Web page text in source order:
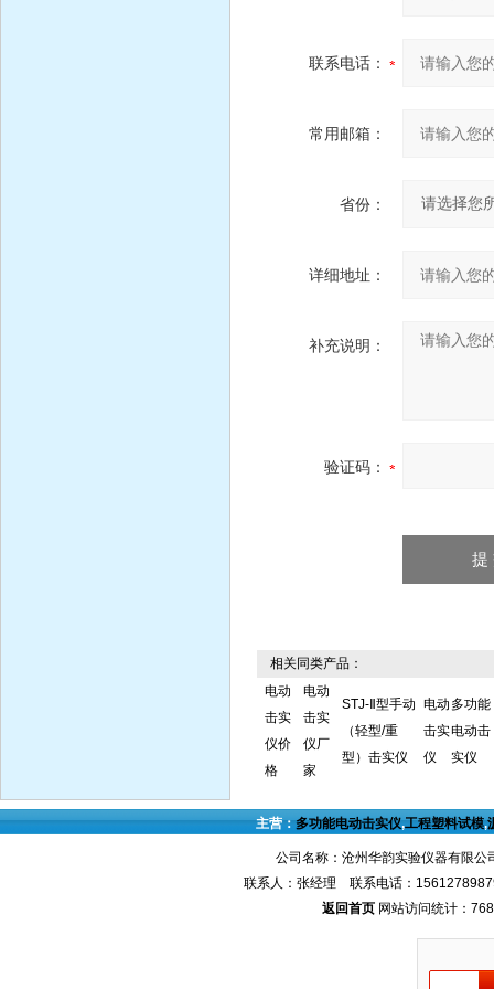
联系电话：
常用邮箱：
省份：
详细地址：
补充说明：
验证码：
相关同类产品：
电动
击实
仪价
格
电动
击实
仪厂
家
STJ-Ⅱ型手动
（轻型/重
型）击实仪
电动
击实
仪
多功能
电动击
实仪
主营：多功能电动击实仪,工程塑料试模,
公司名称：沧州华韵实验仪器有限
联系人：张经理 联系电话：
返回首页 网站访问统计：